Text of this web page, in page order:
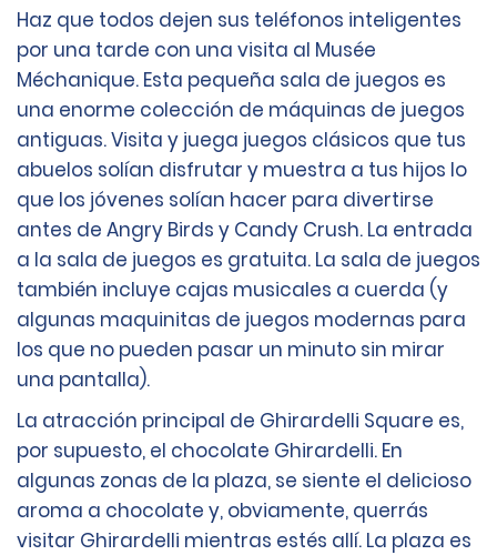
Haz que todos dejen sus teléfonos inteligentes
por una tarde con una visita al Musée
Méchanique. Esta pequeña sala de juegos es
una enorme colección de máquinas de juegos
antiguas. Visita y juega juegos clásicos que tus
abuelos solían disfrutar y muestra a tus hijos lo
que los jóvenes solían hacer para divertirse
antes de Angry Birds y Candy Crush. La entrada
a la sala de juegos es gratuita. La sala de juegos
también incluye cajas musicales a cuerda (y
algunas maquinitas de juegos modernas para
los que no pueden pasar un minuto sin mirar
una pantalla).
La atracción principal de Ghirardelli Square es,
por supuesto, el chocolate Ghirardelli. En
algunas zonas de la plaza, se siente el delicioso
aroma a chocolate y, obviamente, querrás
visitar Ghirardelli mientras estés allí. La plaza es